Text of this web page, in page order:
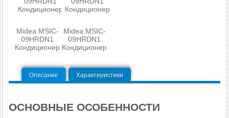
Midea MSIC-
09HRDN1
Кондиционер
Midea MSIC-
09HRDN1
Кондиционер
Описание Характеристики
ОСНОВНЫЕ ОСОБЕННОСТИ